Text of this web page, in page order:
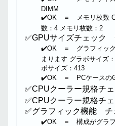
DIMM
✔️OK ＝ メモリ枚数
数：4 メモリ枚数：2
✅GPUサイズチェック
✔️OK ＝ グラフィック
まります グラボサイズ
ボサイズ：413
✔️OK ＝ PCケースの
✅CPUクーラー規格チ
✅CPUクーラー規格チ
✅グラフィック機能
✔️OK ＝ 構成がグラフ